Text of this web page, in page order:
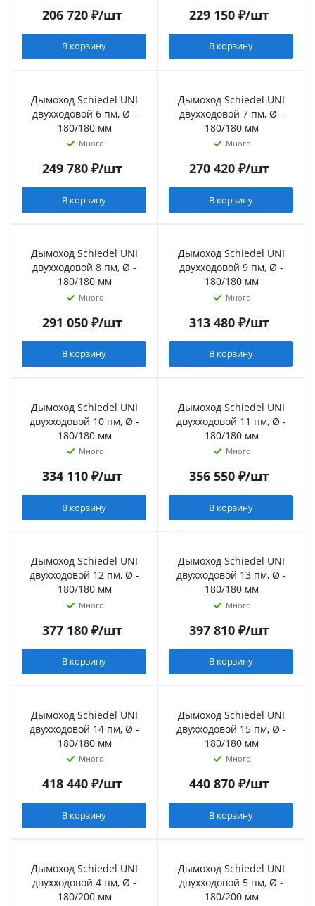
206 720₽/шт
В корзину
229 150₽/шт
В корзину
Дымоход Schiedel UNI
двухходовой 6 пм, Ø -
180/180 мм
Много
249 780₽/шт
В корзину
Дымоход Schiedel UNI
двухходовой 7 пм, Ø -
180/180 мм
Много
270 420₽/шт
В корзину
Дымоход Schiedel UNI
двухходовой 8 пм, Ø -
180/180 мм
Много
291 050₽/шт
В корзину
Дымоход Schiedel UNI
двухходовой 9 пм, Ø -
180/180 мм
Много
313 480₽/шт
В корзину
Дымоход Schiedel UNI
двухходовой 10 пм, Ø -
180/180 мм
Много
334 110₽/шт
В корзину
Дымоход Schiedel UNI
двухходовой 11 пм, Ø -
180/180 мм
Много
356 550₽/шт
В корзину
Дымоход Schiedel UNI
двухходовой 12 пм, Ø -
180/180 мм
Много
377 180₽/шт
В корзину
Дымоход Schiedel UNI
двухходовой 13 пм, Ø -
180/180 мм
Много
397 810₽/шт
В корзину
Дымоход Schiedel UNI
двухходовой 14 пм, Ø -
180/180 мм
Много
418 440₽/шт
В корзину
Дымоход Schiedel UNI
двухходовой 15 пм, Ø -
180/180 мм
Много
440 870₽/шт
В корзину
Дымоход Schiedel UNI
двухходовой 4 пм, Ø -
180/200 мм
Дымоход Schiedel UNI
двухходовой 5 пм, Ø -
180/200 мм